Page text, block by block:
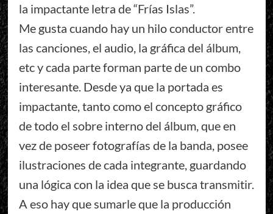
la impactante letra de “Frías Islas”.
Me gusta cuando hay un hilo conductor entre
las canciones, el audio, la gráfica del álbum,
etc y cada parte forman parte de un combo
interesante. Desde ya que la portada es
impactante, tanto como el concepto gráfico
de todo el sobre interno del álbum, que en
vez de poseer fotografías de la banda, posee
ilustraciones de cada integrante, guardando
una lógica con la idea que se busca transmitir.
A eso hay que sumarle que la producción